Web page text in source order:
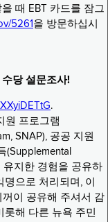
때 EBT 카드를 잠그
5261 을 방문하십시
당 설문조사!
.
원 프로그램
SNAP), 공공 지원
(Supplemental
유지한 경험을 공유하
으로 처리되며, 이
이 공유해 주셔서 감
롯해 다른 뉴욕 주민